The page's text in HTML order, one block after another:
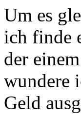
Um es
ich finde
der
wundere
Geld